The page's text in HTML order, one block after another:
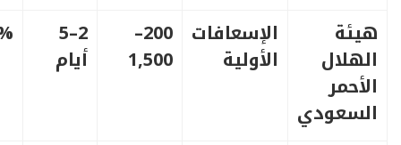
هيئة
الهلال
الأحمر
السعودي
الإسعافات
الأولية
200–
1,500
2–5
أيام